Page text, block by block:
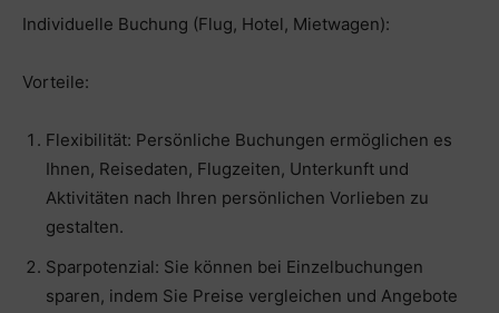
Individuelle Buchung (Flug, Hotel, Mietwagen):
Vorteile:
Flexibilität: Persönliche Buchungen ermöglichen es
Ihnen, Reisedaten, Flugzeiten, Unterkunft und
Aktivitäten nach Ihren persönlichen Vorlieben zu
gestalten.
Sparpotenzial: Sie können bei Einzelbuchungen
sparen, indem Sie Preise vergleichen und Angebote